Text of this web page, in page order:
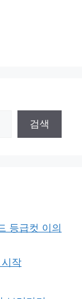
검색
등급컷 이의
작